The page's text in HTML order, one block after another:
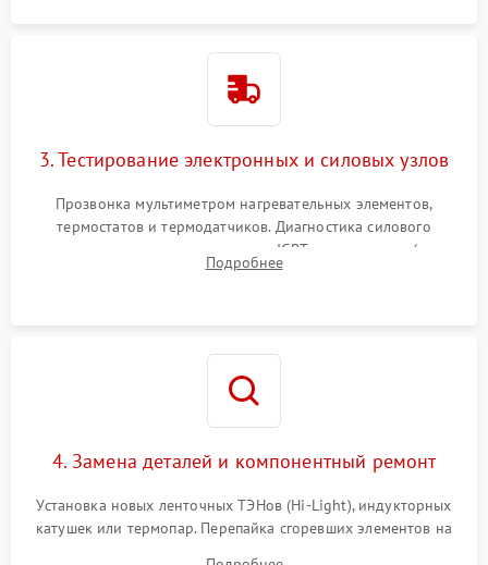
3. Тестирование электронных и силовых узлов
Прозвонка мультиметром нагревательных элементов,
термостатов и термодатчиков. Диагностика силового
модуля, реле, диодных мостов и IGBT-транзисторов (для
индукции). Проверка кранов и газ-контроля (для газовых
Подробнее
4. Замена деталей и компонентный ремонт
Установка новых ленточных ТЭНов (Hi-Light), индукторных
катушек или термопар. Перепайка сгоревших элементов на